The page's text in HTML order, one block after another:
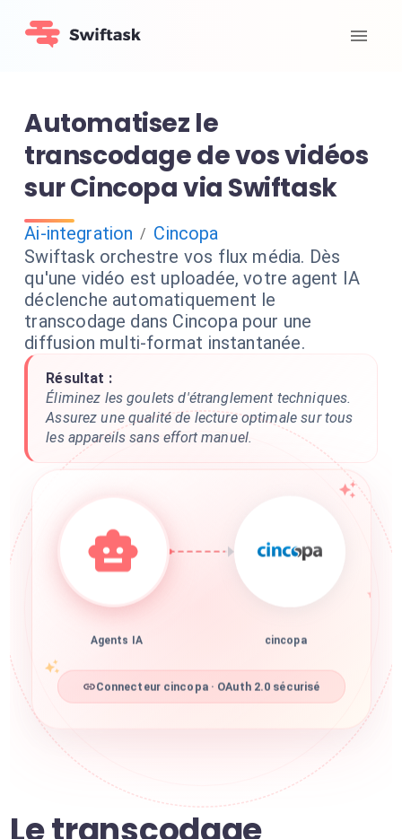
Automatisez le
transcodage de vos vidéos
sur Cincopa via Swiftask
Ai-integration / Cincopa
Swiftask orchestre vos flux média. Dès
qu'une vidéo est uploadée, votre agent IA
déclenche automatiquement le
transcodage dans Cincopa pour une
diffusion multi-format instantanée.
Résultat :
Éliminez les goulets d'étranglement techniques.
Assurez une qualité de lecture optimale sur tous
les appareils sans effort manuel.
Agents IA cincopa
Connecteur cincopa · OAuth 2.0 sécurisé